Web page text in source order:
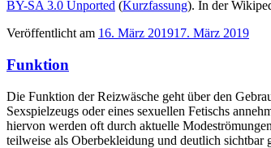
BY-SA 3.0 Unported (Kurzfassung). In der
Veröffentlicht am 16. März 201917. März 2019
Funktion
Die Funktion der Reizwäsche geht über den
Sexspielzeugs oder eines sexuellen Fetischs
hiervon werden oft durch aktuelle
teilweise als Oberbekleidung und deutlich